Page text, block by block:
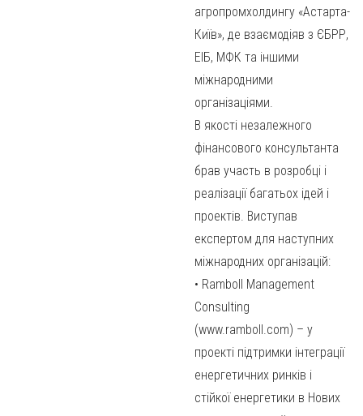
агропромхолдингу «Астарта-
Київ», де взаємодіяв з ЄБРР,
ЕІБ, МФК та іншими
міжнародними
організаціями.
В якості незалежного
фінансового консультанта
брав участь в розробці і
реалізації багатьох ідей і
проектів. Виступав
експертом для наступних
міжнародних організацій:
• Ramboll Management
Consulting
(www.ramboll.com) – у
проекті підтримки інтеграції
енергетичних ринків і
стійкої енергетики в Нових